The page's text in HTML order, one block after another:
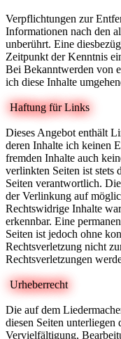
Verpflichtungen zur
Informationen nach den
unberührt. Eine
Zeitpunkt der Kenntnis
Bei Bekanntwerden von
ich diese Inhalte
Haftung für Links
Dieses Angebot enthält
deren Inhalte ich keinen
fremden Inhalte auch
verlinkten Seiten ist stets
Seiten verantwortlich.
der Verlinkung auf
Rechtswidrige Inhalte
erkennbar. Eine
Seiten ist jedoch ohne
Rechtsverletzung nicht
Rechtsverletzungen
Urheberrecht
Die auf dem
diesen Seiten unterliegen
Vervielfältigung,